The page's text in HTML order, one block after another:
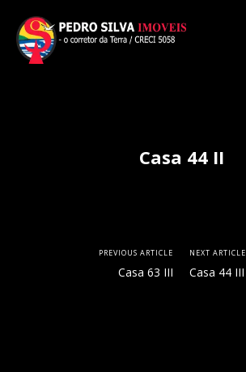
Casa 44 II
PREVIOUS ARTICLE
Casa 63 III
NEXT ARTICLE
Casa 44 III